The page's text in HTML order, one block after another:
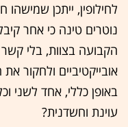
לחילופין, ייתכן
נוטרים טינה כי אחר
הקבועה בצוות, בלי
אובייקטיביים ולחקור
באופן כללי, אחד לשני
עוינת וחשדנית?